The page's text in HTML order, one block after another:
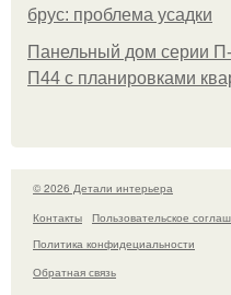
брус: проблема усадки
Панельный дом серии
П44 с планировками
© 2026 Детали интерьера
Контакты
Пользовательское
Политика конфидециальности
Обратная связь